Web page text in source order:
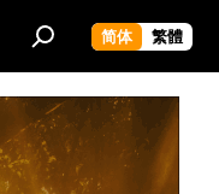
简体 繁體